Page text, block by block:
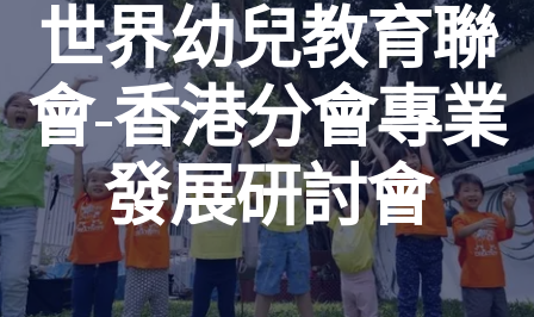
世界幼兒教育聯
會-香港分會專業
發展研討會